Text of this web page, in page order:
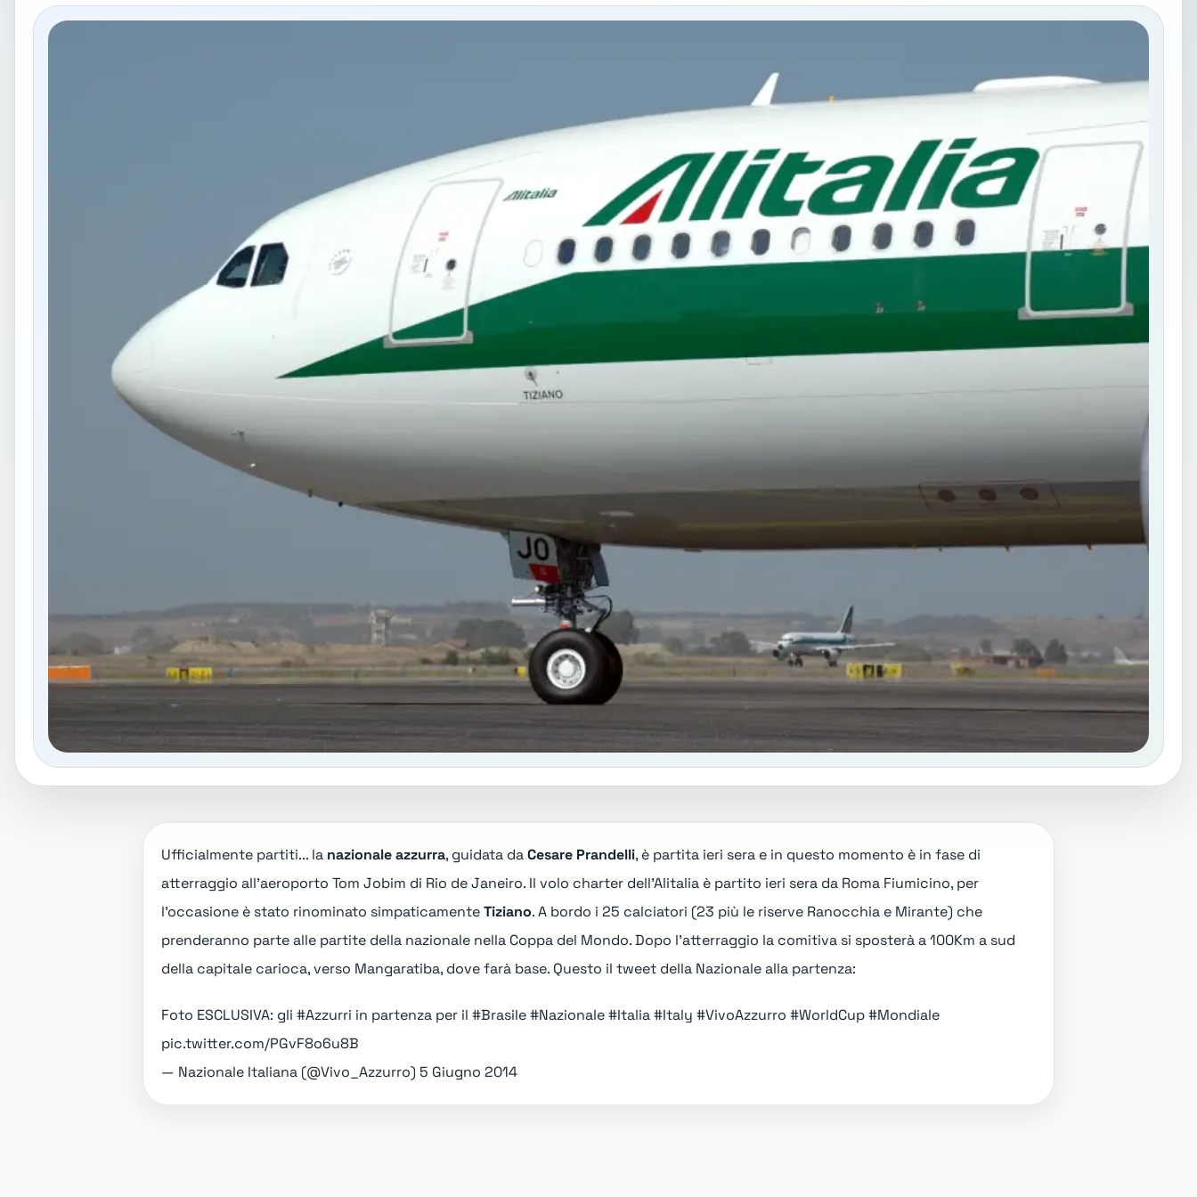
Ufficialmente partiti... la nazionale azzurra, guidata daCesare Prandelli, è partita ieri sera e in questo momento è in fase di
atterraggio all'aeroporto Tom Jobim di Rio de Janeiro. Il volo charter dell'Alitalia è partito ieri sera da Roma Fiumicino, per
l'occasione è stato rinominato simpaticamenteTiziano. A bordo i 25 calciatori (23 più le riserve Ranocchia e Mirante) che
prenderanno parte alle partite della nazionale nella Coppa del Mondo. Dopo l'atterraggio la comitiva si sposterà a 100Km a sud
della capitale carioca, verso Mangaratiba, dove farà base. Questo il tweet della Nazionale alla partenza:
Foto ESCLUSIVA: gli #Azzurri in partenza per il #Brasile#Nazionale#Italia#Italy #VivoAzzurro #WorldCup#Mondiale
pic.twitter.com/PGvF8o6u8B
— Nazionale Italiana (@Vivo_Azzurro) 5 Giugno 2014